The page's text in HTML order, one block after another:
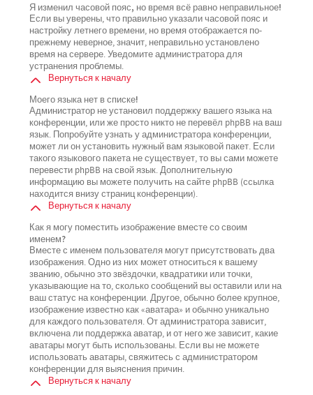
Я изменил часовой пояс, но время всё равно неправильное!
Если вы уверены, что правильно указали часовой пояс и
настройку летнего времени, но время отображается по-
прежнему неверное, значит, неправильно установлено
время на сервере. Уведомите администратора для
устранения проблемы.
Вернуться к началу
Моего языка нет в списке!
Администратор не установил поддержку вашего языка на
конференции, или же просто никто не перевёл phpBB на ваш
язык. Попробуйте узнать у администратора конференции,
может ли он установить нужный вам языковой пакет. Если
такого языкового пакета не существует, то вы сами можете
перевести phpBB на свой язык. Дополнительную
информацию вы можете получить на сайте phpBB (ссылка
находится внизу страниц конференции).
Вернуться к началу
Как я могу поместить изображение вместе со своим
именем?
Вместе с именем пользователя могут присутствовать два
изображения. Одно из них может относиться к вашему
званию, обычно это звёздочки, квадратики или точки,
указывающие на то, сколько сообщений вы оставили или на
ваш статус на конференции. Другое, обычно более крупное,
изображение известно как «аватара» и обычно уникально
для каждого пользователя. От администратора зависит,
включена ли поддержка аватар, и от него же зависит, какие
аватары могут быть использованы. Если вы не можете
использовать аватары, свяжитесь с администратором
конференции для выяснения причин.
Вернуться к началу